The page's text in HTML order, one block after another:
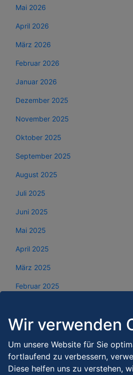
Mai 2026
April 2026
März 2026
Februar 2026
Januar 2026
Dezember 2025
November 2025
Oktober 2025
September 2025
August 2025
Juli 2025
Juni 2025
Mai 2025
April 2025
März 2025
Februar 2025
Dezember 2024
November 2024
Oktober 2024
Wir verwenden
Um unsere Website für Sie
fortlaufend zu verbessern,
Diese helfen uns zu verstehen,